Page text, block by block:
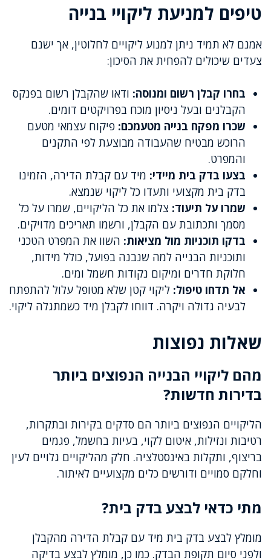
טיפים למניעת ליקויי בנייה
אמנם לא תמיד ניתן למנוע ליקויים לחלוטין, אך ישנם
צעדים שיכולים להפחית את הסיכון:
בחרו קבלן רשום ומנוסה: ודאו שהקבלן רשום בפנקס
הקבלנים ובעל ניסיון מוכח בפרויקטים דומים.
שכרו מפקח בנייה מטעמכם: פיקוח עצמאי מטעם
הרוכש מבטיח שהעבודה מבוצעת לפי התקנים
והמפרט.
בצעו בדק בית מיידי: מיד עם קבלת הדירה, הזמינו
בדק בית מקצועי ותעדו כל ליקוי שנמצא.
שמרו על תיעוד: צלמו את כל הליקויים, שמרו על כל
מסמך ותכתובת עם הקבלן, ורשמו תאריכים מדויקים.
בדקו תוכניות מול מציאות: השוו את המפרט הטכני
ותוכניות הבנייה למה שנבנה בפועל, כולל מידות,
חלוקת חדרים ומיקום נקודות חשמל ומים.
אל תדחו טיפול: ליקוי קטן שלא מטופל עלול להתפתח
לבעיה גדולה ויקרה. דווחו לקבלן מיד כשמתגלה ליקוי.
שאלות נפוצות
מהם ליקויי הבנייה הנפוצים ביותר
בדירות חדשות?
הליקויים הנפוצים ביותר הם סדקים בקירות ובתקרות,
רטיבות ונזילות, איטום לקוי, בעיות בחשמל, פגמים
בריצוף, ותקלות באינסטלציה. חלק מהליקויים גלויים לעין
וחלקם סמויים ודורשים כלים מקצועיים לאיתור.
מתי כדאי לבצע בדק בית?
מומלץ לבצע בדק בית מיד עם קבלת הדירה מהקבלן
ולפני סיום תקופת הבדק. כמו כן, מומלץ לבצע בדיקה